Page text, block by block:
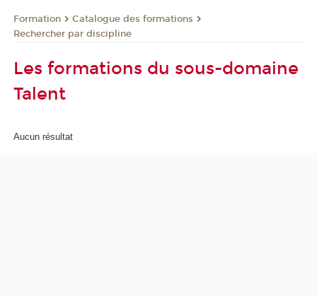
Formation
Catalogue des formations
Rechercher par discipline
Les formations du sous-domaine
Talent
Aucun résultat